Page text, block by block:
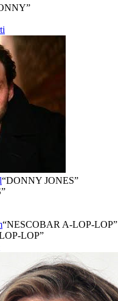
”
“DONNY JONES”
“NESCOBAR A-LOP-LOP”
LOP”